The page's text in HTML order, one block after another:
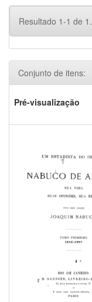
Resultado 1-1 de 1.
Conjunto de itens:
Pré-visualização